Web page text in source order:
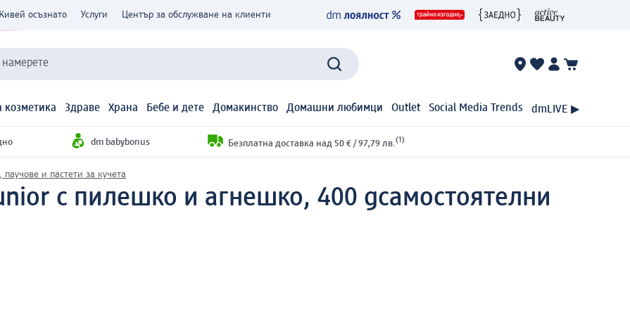
осъзнато Услуги Център за обслужване на клиенти
намерете
Здраве Храна Бебе и дете Домакинство Домашни любимци Outlet Social Media Trends dmLIVE ▶
dm babybonus Безплатна доставка над 50 € / 97,79 лв. (1)
паучове и пастети за кучета
с пилешко и агнешко, 400 gсамостоятелни